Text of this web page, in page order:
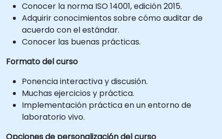
Conocer la norma ISO 14001, edición 2015.
Adquirir conocimientos sobre cómo auditar de
acuerdo con el estándar.
Conocer las buenas prácticas.
Formato del curso
Ponencia interactiva y discusión.
Muchas ejercicios y práctica.
Implementación práctica en un entorno de
laboratorio vivo.